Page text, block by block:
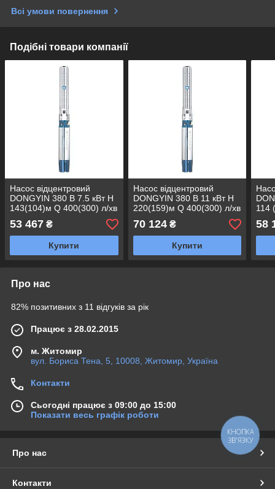
Всі умови повернення
Подібні товари компанії
Насос відцентровий
DONGYIN 380 В 7.5 кВт H
143(104)м Q 400(300) л/хв
Ø145 мм колеса неірж
сталь + пульт (з 3х
53 467 ₴
Купити
Насос відцентровий
DONGYIN 380 В 11 кВт H
220(159)м Q 400(300) л/хв
Ø145 мм колеса неірж
сталь + пульт (з 3х
70 124₴
Купити
114
58
Про нас
82% позитивних з 11 відгуків за рік
Працює з 28.02.2015
м. Житомир
вул. Бориса Тена, 5, 10008, Житомир, Україна
Контакти
Сьогодні працює з 09:00 до 15:00
Показати весь графік роботи
Про нас
Контакти
КНОПКА
ЗВ'ЯЗКУ